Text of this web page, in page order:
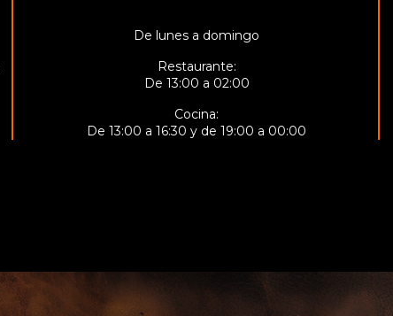
De lunes a domingo
Restaurante:
De 13:00 a 02:00
Cocina:
De 13:00 a 16:30 y de 19:00 a 00:00